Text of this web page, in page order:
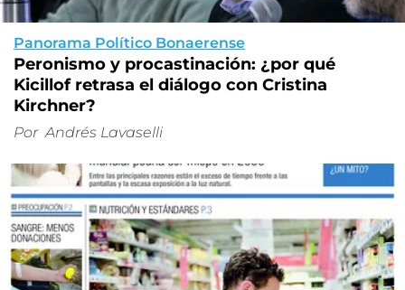
Panorama Político Bonaerense
Peronismo y procastinación: ¿por qué
Kicillof retrasa el diálogo con Cristina
Kirchner?
Por Andrés Lavaselli